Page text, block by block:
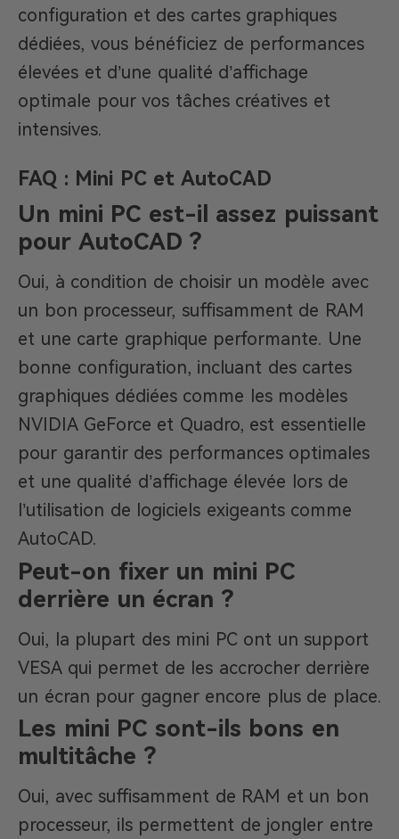
configuration et des cartes graphiques
dédiées, vous bénéficiez de performances
élevées et d’une qualité d’affichage
optimale pour vos tâches créatives et
intensives.
FAQ : Mini PC et AutoCAD
Un mini PC est-il assez puissant
pour AutoCAD ?
Oui, à condition de choisir un modèle avec
un bon processeur, suffisamment de RAM
et une carte graphique performante. Une
bonne configuration, incluant des cartes
graphiques dédiées comme les modèles
NVIDIA GeForce et Quadro, est essentielle
pour garantir des performances optimales
et une qualité d’affichage élevée lors de
l’utilisation de logiciels exigeants comme
AutoCAD.
Peut-on fixer un mini PC
derrière un écran ?
Oui, la plupart des mini PC ont un support
VESA qui permet de les accrocher derrière
un écran pour gagner encore plus de place.
Les mini PC sont-ils bons en
multitâche ?
Oui, avec suffisamment de RAM et un bon
processeur, ils permettent de jongler entre